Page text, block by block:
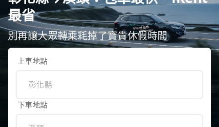
最省
別再讓大眾轉乘耗掉了寶貴休假時間
上車地點
下車地點